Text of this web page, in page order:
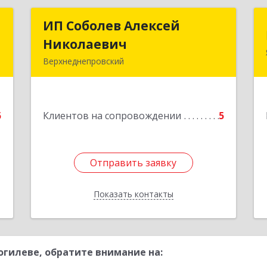
ИП Соболев Алексей
Николаевич
Верхнеднепровский
Клиентов на сопровождении 5
Отправить заявку
Показать контакты
ИП Соболев Алексей
Отправить заявку
Назад
обратите внимание на: